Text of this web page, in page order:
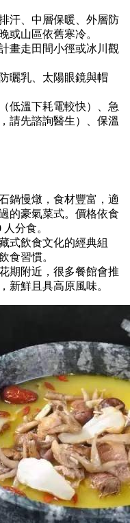
汗、中層保暖、外層防
或山區依舊寒冷。
畫走田間小徑或冰川觀
曬乳、太陽眼鏡與帽
低溫下耗電較快）、急
請先諮詢醫生）、保溫
鍋慢燉，食材豐富，適
的豪氣菜式。價格依食
分食。
式飲食文化的經典組
食習慣。
期附近，很多餐館會推
新鮮且具高原風味。